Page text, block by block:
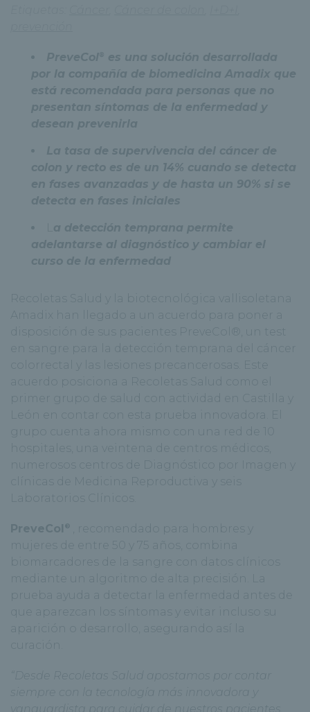
PreveCol ®
es una solución desarrollada
por la compañía de biomedicina Amadix que
está recomendada para personas que no
presentan síntomas de la enfermedad y
desean prevenirla
La tasa de supervivencia del cáncer de
colon y recto es de un 14% cuando se detecta
en fases avanzadas y de hasta un 90% si se
detecta en fases iniciales
a detección temprana permite
adelantarse al diagnóstico y cambiar el
curso de la enfermedad
Recoletas Salud y la biotecnológica vallisoletana
Amadix han llegado a un acuerdo para poner a
disposición de sus pacientes PreveCol®, un test
en sangre para la detección temprana del cáncer
colorrectal y las lesiones precancerosas. Este
acuerdo posiciona a Recoletas Salud como el
primer grupo de salud con actividad en Castilla y
León en contar con esta prueba innovadora. El
grupo cuenta ahora mismo con una red de 10
hospitales, una veintena de centros médicos,
numerosos centros de Diagnóstico por Imagen y
clínicas de Medicina Reproductiva y seis
Laboratorios Clínicos.
PreveCol ®
, recomendado para hombres y
mujeres de entre 50 y 75 años, combina
biomarcadores de la sangre con datos clínicos
mediante un algoritmo de alta precisión. La
prueba ayuda a detectar la enfermedad antes de
que aparezcan los síntomas y evitar incluso su
aparición o desarrollo, asegurando así la
curación.
“Desde Recoletas Salud apostamos por contar
siempre con la tecnología más innovadora y
vanguardista para cuidar de nuestros pacientes.